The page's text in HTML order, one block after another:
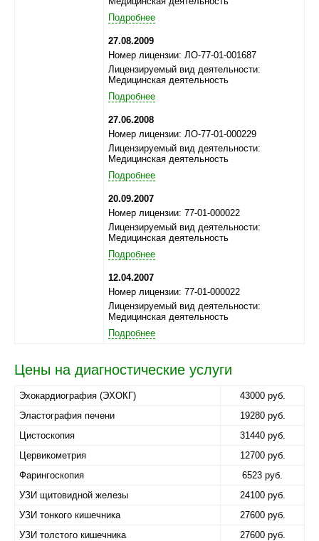
Подробнее
27.08.2009
Номер лицензии: ЛО-77-01-001687
Лицензируемый вид деятельности:
Медицинская деятельность
Подробнее
27.06.2008
Номер лицензии: ЛО-77-01-000229
Лицензируемый вид деятельности:
Медицинская деятельность
Подробнее
20.09.2007
Номер лицензии: 77-01-000022
Лицензируемый вид деятельности:
Медицинская деятельность
Подробнее
12.04.2007
Номер лицензии: 77-01-000022
Лицензируемый вид деятельности:
Медицинская деятельность
Подробнее
Цены на диагностические услуги
Эхокардиография (ЭХОКГ)
43000 руб.
Эластография печени
19280 руб.
Цистоскопия
31440 руб.
Цервикометрия
12700 руб.
Фарингоскопия
6523 руб.
УЗИ щитовидной железы
24100 руб.
УЗИ тонкого кишечника
27600 руб.
УЗИ толстого кишечника
27600 руб.